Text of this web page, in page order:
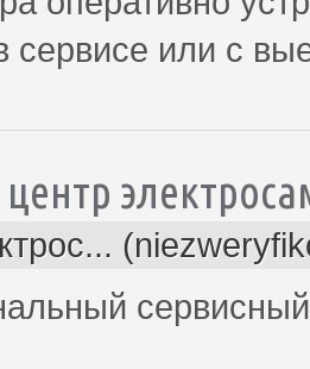
сервисе или с